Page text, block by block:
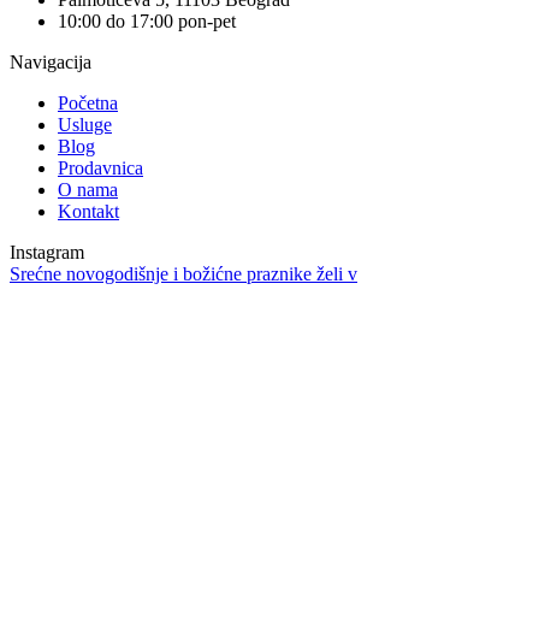
10:00 do 17:00 pon-pet
Navigacija
Početna
Usluge
Blog
Prodavnica
O nama
Kontakt
Instagram
Srećne novogodišnje i božićne praznike želi v